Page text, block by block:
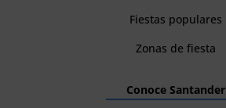
Fiestas populares
Zonas de fiesta
Conoce Santander